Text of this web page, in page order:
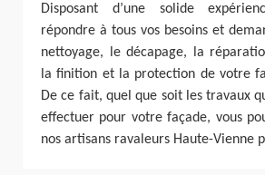
Disposant d’une solide
répondre à tous vos besoins et
nettoyage, le décapage, la
la finition et la protection de votre
De ce fait, quel que soit les travaux
effectuer pour votre façade, vous
nos artisans ravaleurs Haute-Vienne